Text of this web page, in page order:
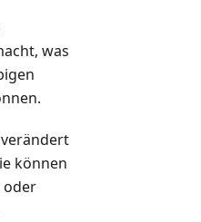
was
können
oder